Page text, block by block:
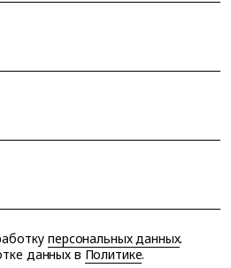
персональных данных.
данных в Политике.